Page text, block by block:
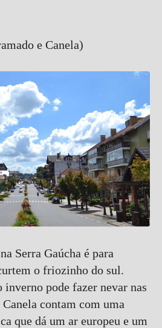
e Canela)
Serra Gaúcha é para
o friozinho do sul.
pode fazer nevar nas
contam com uma
que dá um ar europeu e um